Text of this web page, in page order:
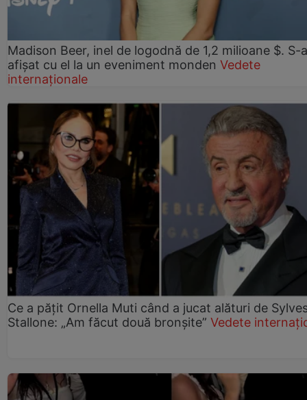
Madison Beer, inel de logodnă de 1,2 milioane $. S-a
afișat cu el la un eveniment monden Vedete
internaționale
Ce a pățit Ornella Muti când a jucat alături de
Stallone: „Am făcut două bronșite” Vedete